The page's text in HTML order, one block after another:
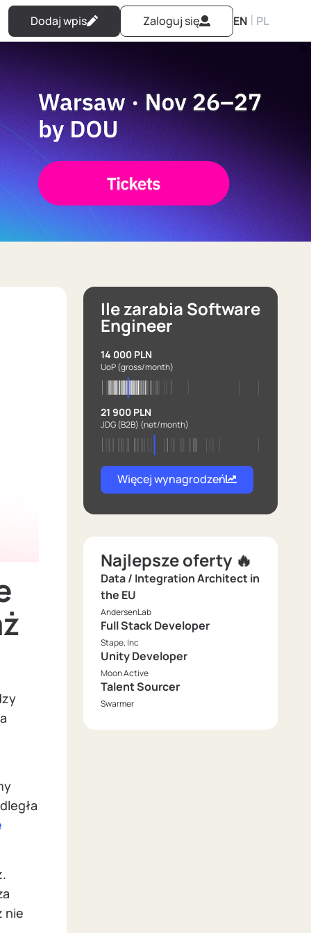
Dodaj wpis Zaloguj się EN | PL
nie
Ile zarabia Software
Engineer
14 000 PLN
UoP(gross/month)
21 900 PLN
JDG (B2B) (net/month)
Więcej wynagrodzeń
Najlepsze oferty 🔥
Data / Integration Architect in
the EU
AndersenLab
Full Stack Developer
Stape, Inc
Unity Developer
Moon Active
Talent Sourcer
Swarmer